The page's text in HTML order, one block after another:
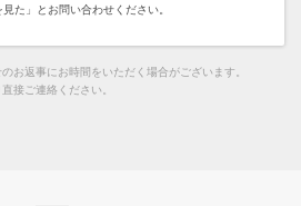
た」とお問い合わせください。
お返事にお時間をいただく場合がございます。
接ご連絡ください。